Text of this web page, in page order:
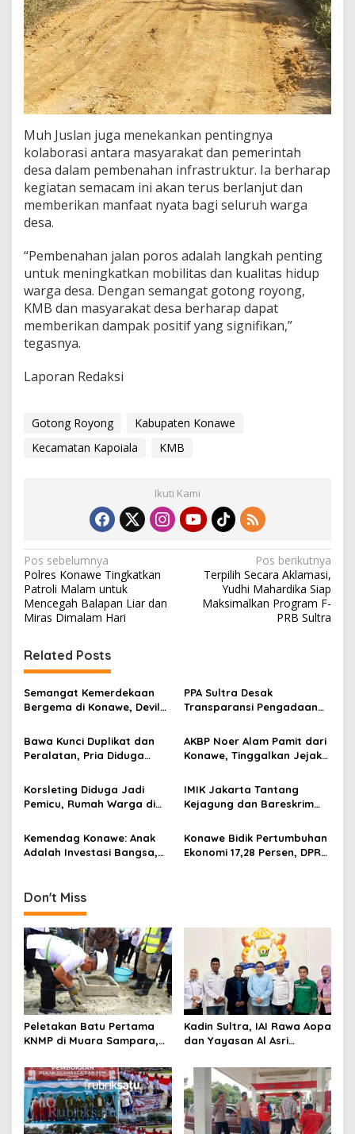
Muh Juslan juga menekankan pentingnya
kolaborasi antara masyarakat dan pemerintah
desa dalam pembenahan infrastruktur. Ia berharap
kegiatan semacam ini akan terus berlanjut dan
memberikan manfaat nyata bagi seluruh warga
desa.
“Pembenahan jalan poros adalah langkah penting
untuk meningkatkan mobilitas dan kualitas hidup
warga desa. Dengan semangat gotong royong,
KMB dan masyarakat desa berharap dapat
memberikan dampak positif yang signifikan,”
tegasnya.
Laporan Redaksi
Gotong Royong
Kabupaten Konawe
Kecamatan Kapoiala
KMB
Ikuti Kami
N
a
v
i
g
a
s
i
p
o
s
Pos sebelumnya
Polres Konawe Tingkatkan
Patroli Malam untuk
Mencegah Balapan Liar dan
Miras Dimalam Hari
Pos berikutnya
Terpilih Secara Aklamasi,
Yudhi Mahardika Siap
Maksimalkan Program F-
PRB Sultra
Related Posts
Semangat Kemerdekaan
Bergema di Konawe, Devile
Barisan
PPA Sultra Desak
Transparansi Pengadaan
Konawe, Plt Kadis PK Buka
Penjelasan
Bawa Kunci Duplikat dan
Peralatan, Pria Diduga
Indosat Diamankan
AKBP Noer Alam Pamit dari
Konawe, Tinggalkan Jejak
Mendalam di Hati
Masyarakat
Korsleting Diduga Jadi
Pemicu, Rumah Warga di
Si Jago Merah
IMIK Jakarta Tantang
Kejagung dan Bareskrim
Nickel Resources, Usut
Dugaan Pembeking
Kemendag Konawe: Anak
Adalah Investasi Bangsa,
Perundungan
Konawe Bidik Pertumbuhan
Ekonomi 17,28 Persen, DPRD
Don't Miss
Peletakan Batu Pertama
KNMP di Muara Sampara,
Jemput Program Pusat
Kadin Sultra, IAI Rawa Aopa
dan Yayasan Al Asri
Siap Kerja